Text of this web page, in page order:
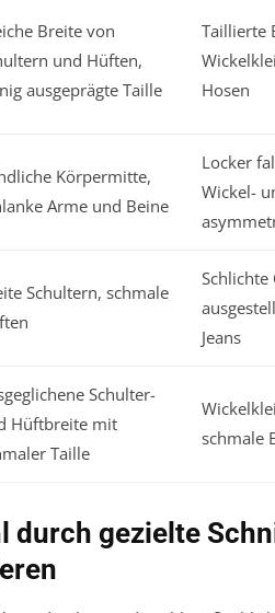
Breite von
und Hüften,
ausgeprägte Taille
Taillierte
Hosen
Körpermitte,
Arme und Beine
Locker
Wickel-
Schultern, schmale
Schlichte
Jeans
Schulter-
Hüftbreite mit
Taille
schmale
durch gezielte